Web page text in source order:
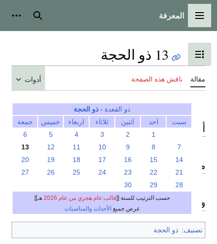
القائمة الرئيسية
المعرفة بحث
تبديل عرض جدول المحتويات
13 ذو الحجة
مقالة ناقش هذه الصفحة أدوات
ذو القعدة - ذو الحجة
سبت
احد اثنين ثلاثاء اربعاء خميس
جمعة
1
2
3
4
5
6
7
8
9
10
11
12
13
14
15
16
17
18
19
20
21
22
23
24
25
26
27
28
29
30
حسب الترتيب للسنة [[قالب:عام هجري من عام 2026
هـ]]
عرض جميعالأحداث والمناسبات
أحداث
مواليد
وفيات
تصنيف: ذو الحجة